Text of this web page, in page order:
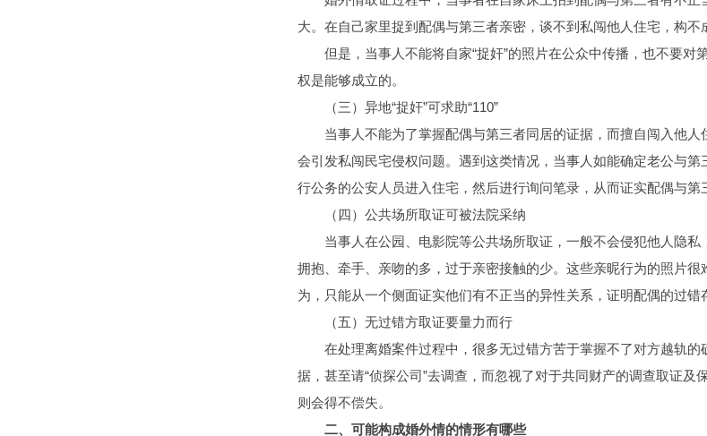
大。在自己家里捉到配偶与第三者亲密，谈不到私闯他人住宅，构不
但是，当事人不能将自家“捉奸”的照片在公众中传播，也不要对
权是能够成立的。
（三）异地“捉奸”可求助“110”
当事人不能为了掌握配偶与第三者同居的证据，而擅自闯入他人
会引发私闯民宅侵权问题。遇到这类情况，当事人如能确定老公与第
行公务的公安人员进入住宅，然后进行询问笔录，从而证实配偶与第
（四）公共场所取证可被法院采纳
当事人在公园、电影院等公共场所取证，一般不会侵犯他人隐私
拥抱、牵手、亲吻的多，过于亲密接触的少。这些亲昵行为的照片
为，只能从一个侧面证实他们有不正当的异性关系，证明配偶的过错
（五）无过错方取证要量力而行
在处理离婚案件过程中，很多无过错方苦于掌握不了对方越轨的
据，甚至请“侦探公司”去调查，而忽视了对于共同财产的调查取证
则会得不偿失。
二、可能构成婚外情的情形有哪些